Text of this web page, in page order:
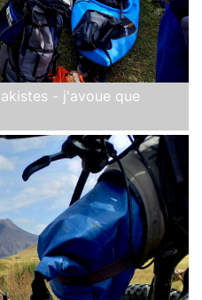
- j'avoue que